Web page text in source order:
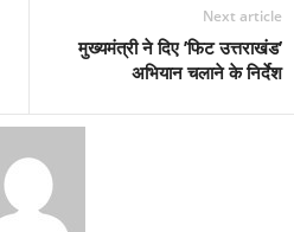
Next article
मुख्यमंत्री ने दिए ’फिट उत्तराखंड’
अभियान चलाने के निर्देश